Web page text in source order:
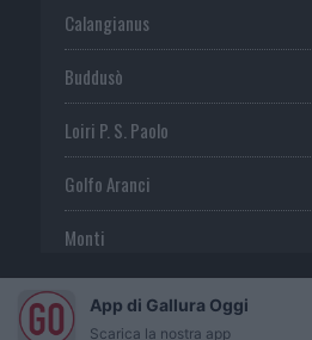
Calangianus
Buddusò
Loiri P. S. Paolo
Golfo Aranci
Monti
Telti
App di Gallura Oggi
Scarica la nostra app